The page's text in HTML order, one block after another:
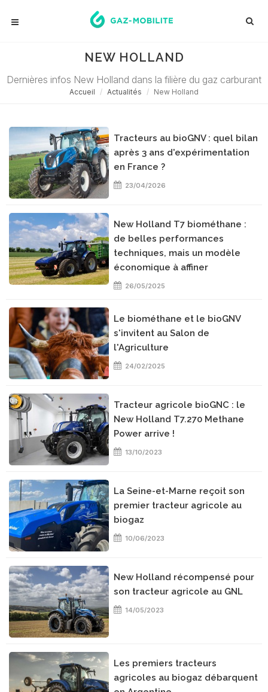
NEW HOLLAND
Dernières infos New Holland dans la filière du gaz carburant
Accueil Actualités New Holland
Tracteurs au bioGNV : quel bilan
après 3 ans d'expérimentation
en France ?
23/04/2026
New Holland T7 biométhane :
de belles performances
techniques, mais un modèle
économique à affiner
26/05/2025
Le biométhane et le bioGNV
s'invitent au Salon de
l'Agriculture
24/02/2025
Tracteur agricole bioGNC : le
New Holland T7.270 Methane
Power arrive !
13/10/2023
La Seine-et-Marne reçoit son
premier tracteur agricole au
biogaz
10/06/2023
New Holland récompensé pour
son tracteur agricole au GNL
14/05/2023
Les premiers tracteurs
agricoles au biogaz débarquent